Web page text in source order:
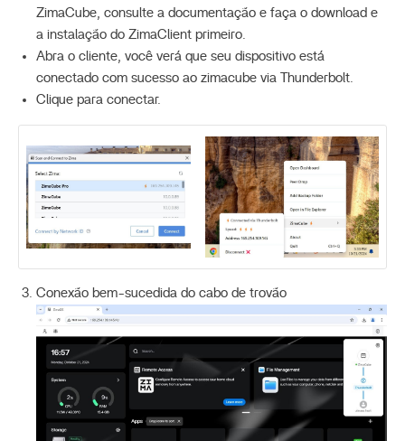
ZimaCube, consulte a documentação e faça o download e
a instalação do ZimaClient primeiro.
Abra o cliente, você verá que seu dispositivo está
conectado com sucesso ao zimacube via Thunderbolt.
Clique para conectar.
Conexão bem-sucedida do cabo de trovão